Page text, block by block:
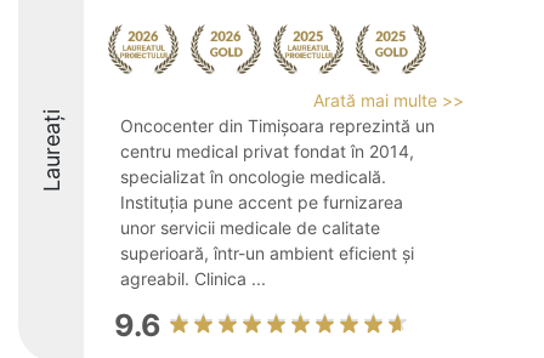
Laureați
Arată mai multe >>
Oncocenter din Timișoara reprezintă un
centru medical privat fondat în 2014,
specializat în oncologie medicală.
Instituția pune accent pe furnizarea
unor servicii medicale de calitate
superioară, într-un ambient eficient și
agreabil. Clinica ...
9.6